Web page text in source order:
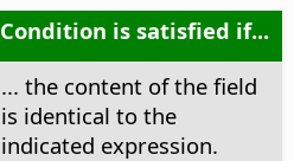
Condition is satisfied if...
... the content of the field
is identical to the
indicated expression.